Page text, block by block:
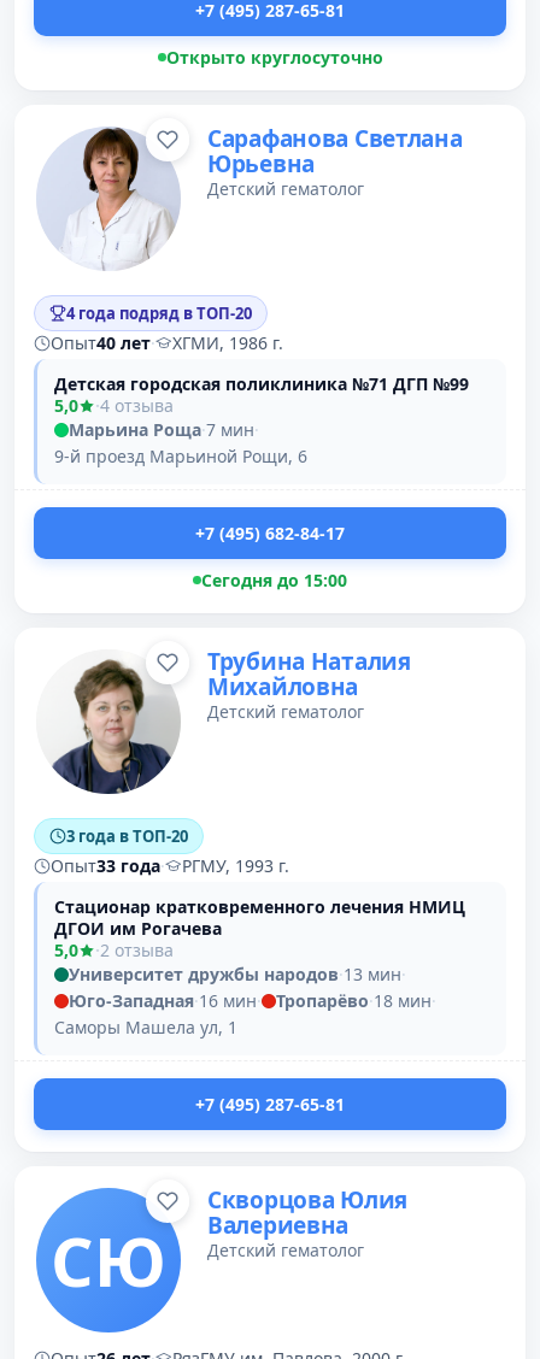
+7 (495) 287-65-81
Открыто круглосуточно
Сарафанова Светлана
Юрьевна
Детский гематолог
4 года подряд в ТОП-20
Опыт40 лет·
ХГМИ, 1986 г.
Детская городская поликлиника №71 ДГП №99
5,0
·4 отзыва
Марьина Роща·7 мин·
9-й проезд Марьиной Рощи, 6
+7 (495) 682-84-17
Сегодня до 15:00
Трубина Наталия
Михайловна
Детский гематолог
3 года в ТОП-20
Опыт33 года·
РГМУ, 1993 г.
Стационар кратковременного лечения НМИЦ
ДГОИ им Рогачева
5,0
·2 отзыва
Университет дружбы народов·13 мин·
Юго-Западная·16 мин· Тропарёво·18 мин·
Саморы Машела ул, 1
+7 (495) 287-65-81
СЮ
Скворцова Юлия
Валериевна
Детский гематолог